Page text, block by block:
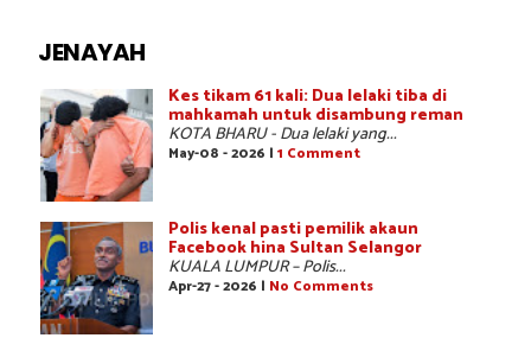
JENAYAH
Kes tikam 61 kali: Dua lelaki tiba di
mahkamah untuk disambung reman
KOTA BHARU - Dua lelaki yang...
May-08 - 2026 | 1 Comment
Polis kenal pasti pemilik akaun
Facebook hina Sultan Selangor
KUALA LUMPUR – Polis...
Apr-27 - 2026 | No Comments